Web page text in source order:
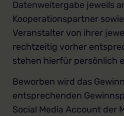
Datenweitergabe jeweils
Kooperationspartner
Veranstalter von ihrer
rechtzeitig vorher
stehen hierfür persönlich
Beworben wird das
entsprechenden
Social Media Account der